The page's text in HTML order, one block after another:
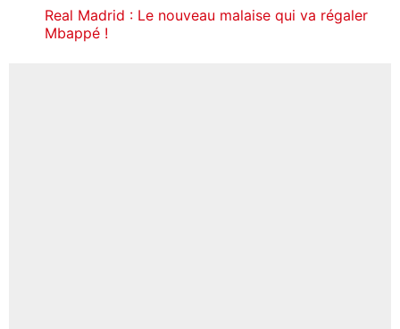
Real Madrid : Le nouveau malaise qui va régaler
Mbappé !